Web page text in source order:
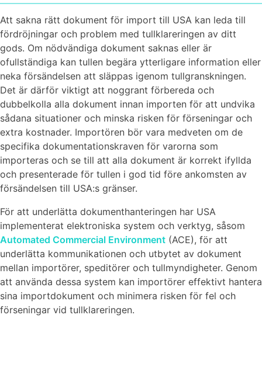
Att sakna rätt dokument för import till USA kan leda till
fördröjningar och problem med tullklareringen av ditt
gods. Om nödvändiga dokument saknas eller är
ofullständiga kan tullen begära ytterligare information eller
neka försändelsen att släppas igenom tullgranskningen.
Det är därför viktigt att noggrant förbereda och
dubbelkolla alla dokument innan importen för att undvika
sådana situationer och minska risken för förseningar och
extra kostnader. Importören bör vara medveten om de
specifika dokumentationskraven för varorna som
importeras och se till att alla dokument är korrekt ifyllda
och presenterade för tullen i god tid före ankomsten av
försändelsen till USA:s gränser.
För att underlätta dokumenthanteringen har USA
implementerat elektroniska system och verktyg, såsom
Automated Commercial Environment (ACE), för att
underlätta kommunikationen och utbytet av dokument
mellan importörer, speditörer och tullmyndigheter. Genom
att använda dessa system kan importörer effektivt hantera
sina importdokument och minimera risken för fel och
förseningar vid tullklareringen.